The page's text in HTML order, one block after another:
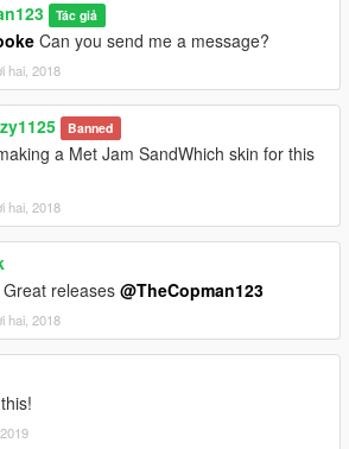
Tác giả
Can you send me a message?
hai, 2018
Banned
a Met Jam SandWhich skin for this
hai, 2018
Great releases @TheCopman123
hai, 2018